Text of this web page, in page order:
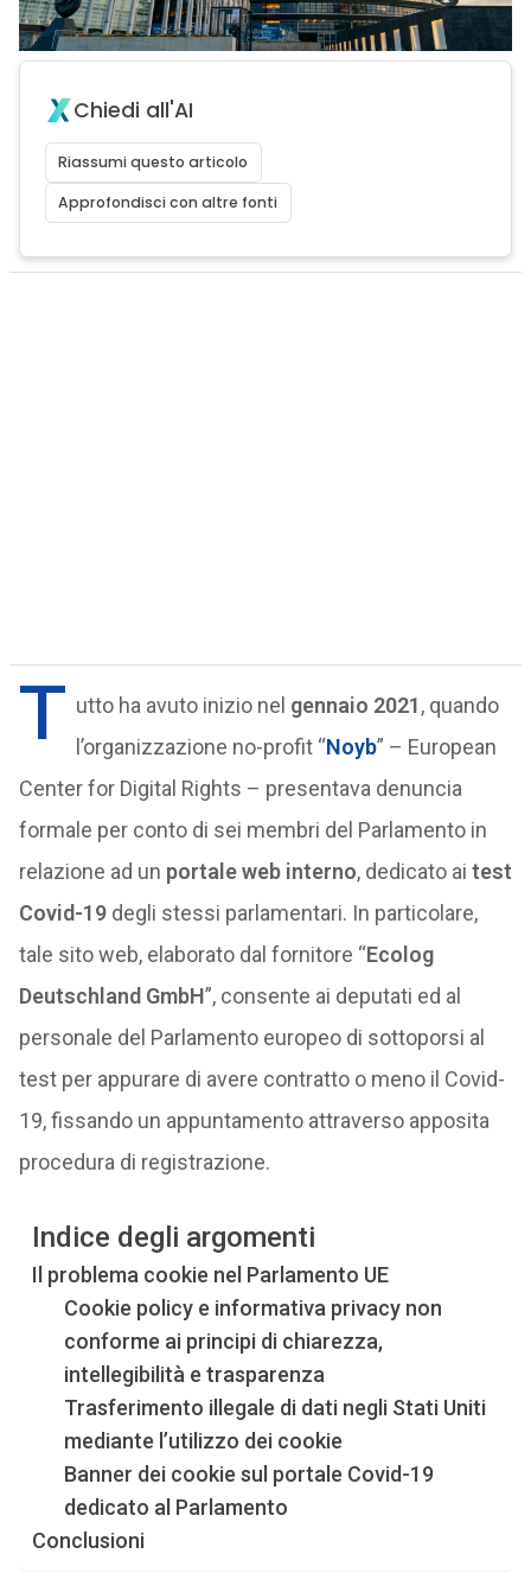
Chiedi all'AI
Riassumi questo articolo
Approfondisci con altre fonti
T utto ha avuto inizio nel gennaio 2021, quando
l’organizzazione no-profit “Noyb” – European
Center for Digital Rights – presentava denuncia
formale per conto di sei membri del Parlamento in
relazione ad un portale web interno, dedicato ai test
Covid-19degli stessi parlamentari. In particolare,
tale sito web, elaborato dal fornitore “Ecolog
Deutschland GmbH”, consente ai deputati ed al
personale del Parlamento europeo di sottoporsi al
test per appurare di avere contratto o meno il Covid-
19, fissando un appuntamento attraverso apposita
procedura di registrazione.
Indice degli argomenti
Il problema cookie nel Parlamento UE
Cookie policy e informativa privacy non
conforme ai principi di chiarezza,
intellegibilità e trasparenza
Trasferimento illegale di dati negli Stati Uniti
mediante l’utilizzo dei cookie
Banner dei cookie sul portale Covid-19
dedicato al Parlamento
Conclusioni